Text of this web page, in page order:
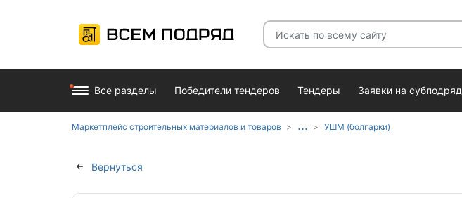
Все разделы Победители тендеров Тендеры Заявки на субподряд
Маркетплейс строительных материалов и товаров ... УШМ (болгарки)
Вернуться